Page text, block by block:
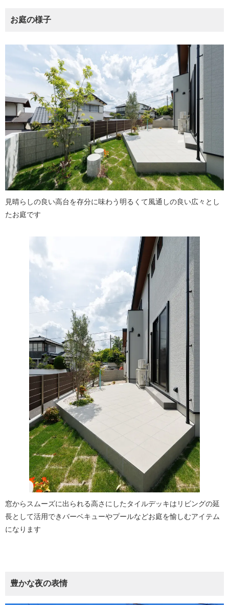
お庭の様子
見晴らしの良い高台を存分に味わう明るくて風通しの良い広々とし
たお庭です
窓からスムーズに出られる高さにしたタイルデッキはリビングの延
長として活用できバーベキューやプールなどお庭を愉しむアイテム
になります
豊かな夜の表情